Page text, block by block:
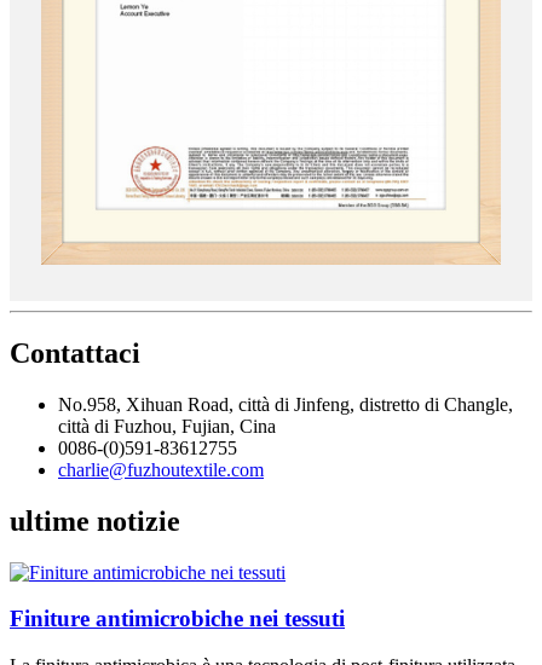
Contattaci
No.958, Xihuan Road, città di Jinfeng, distretto di Changle,
città di Fuzhou, Fujian, Cina
0086-(0)591-83612755
charlie@fuzhoutextile.com
ultime notizie
Finiture antimicrobiche nei tessuti